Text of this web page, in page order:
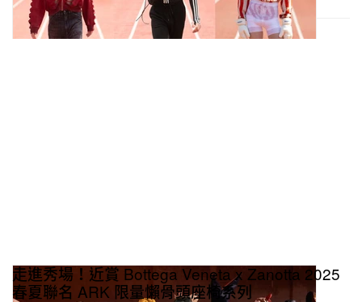
走進秀場！近賞 Bottega Veneta x Zanotta 2025
春夏聯名 ARK 限量懶骨頭座椅系列